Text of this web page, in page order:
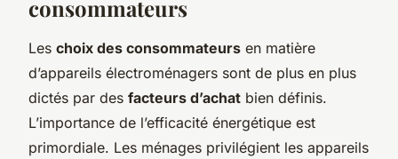
consommateurs
Les choix des consommateurs en matière
d’appareils électroménagers sont de plus en plus
dictés par des facteurs d’achat bien définis.
L’importance de l’efficacité énergétique est
primordiale. Les ménages privilégient les appareils